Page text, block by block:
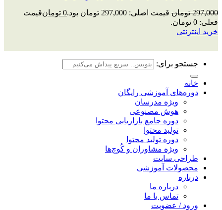
297,000 تومان قیمت اصلی: 297,000 تومان بود. 0 تومانقیمت
فعلی: 0 تومان.
خرید اینترنتی
جستجو برای:
خانه
دوره‌های آموزشی رایگان
ویژه مدرسان
هوش مصنوعی
دوره جامع بازاریابی محتوا
تولید محتوا
دوره تولید محتوا
ویژه مشاوران و کُوچ‌ها
طراحی سایت
محصولات آموزشی
درباره
درباره ما
تماس با ما
ورود / عضویت